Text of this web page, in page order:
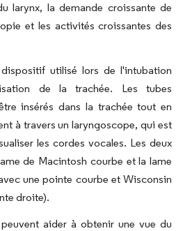
larynx, la demande croissante de
et les activités croissantes des
utilisé lors de l'intubation
de la trachée. Les tubes
insérés dans la trachée tout en
à travers un laryngoscope, qui est
les cordes vocales. Les deux
de Macintosh courbe et la lame
une pointe courbe et Wisconsin
droite).
aider à obtenir une vue du